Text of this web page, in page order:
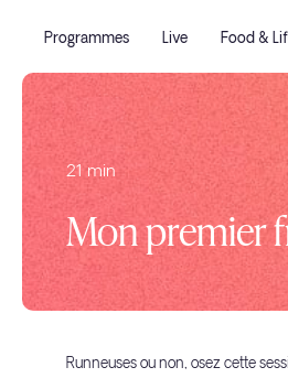
Programmes Live Food &
21 min
Mon premier
Runneuses ou non, osez cette